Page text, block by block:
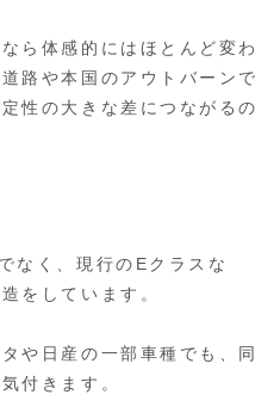
ら体感的にはほとんど変わ
路や本国のアウトバーンで
性の大きな差につながるの
なく、現行のEクラスな
をしています。
や日産の一部車種でも、同
付きます。